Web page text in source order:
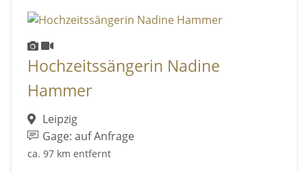
Hochzeitssängerin Nadine
Hammer
Leipzig
Gage: auf Anfrage
ca. 97 km entfernt